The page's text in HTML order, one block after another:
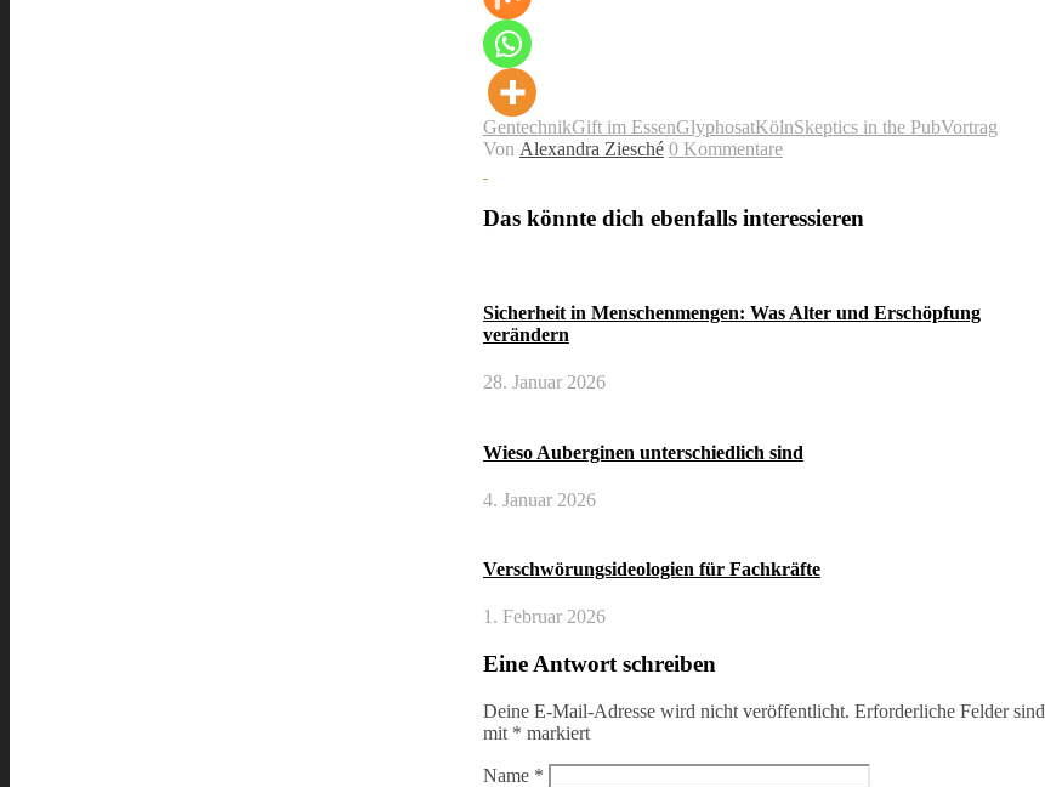
GentechnikGift im EssenGlyphosatKölnSkeptics in the PubVortrag
Von Alexandra Ziesché 0 Kommentare
Das könnte dich ebenfalls interessieren
Sicherheit in Menschenmengen: Was Alter und Erschöpfung
verändern
28. Januar 2026
Wieso Auberginen unterschiedlich sind
4. Januar 2026
Verschwörungsideologien für Fachkräfte
1. Februar 2026
Eine Antwort schreiben
Deine E-Mail-Adresse wird nicht veröffentlicht. Erforderliche Felder sind
mit * markiert
Name *